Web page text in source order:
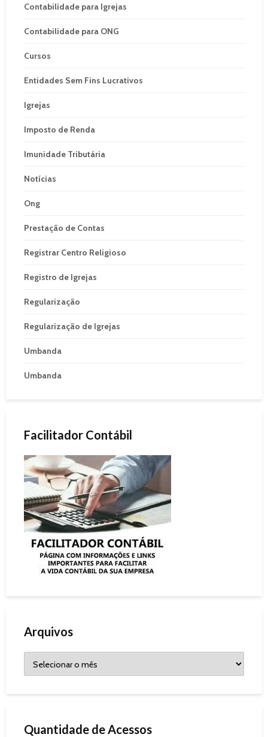
Contabilidade para Igrejas
Contabilidade para ONG
Cursos
Entidades Sem Fins Lucrativos
Igrejas
Imposto de Renda
Imunidade Tributária
Notícias
Ong
Prestação de Contas
Registrar Centro Religioso
Registro de Igrejas
Regularização
Regularização de Igrejas
Umbanda
Umbanda
Facilitador Contábil
Arquivos
Quantidade de Acessos